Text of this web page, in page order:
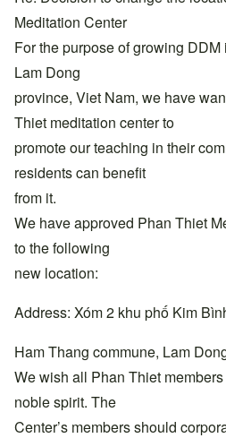
Meditation Center
For the purpose of growing
Lam Dong
province, Viet Nam, we have
Thiet meditation center to
promote our teaching in their
residents can benefit
from it.
We have approved Phan Thiet
to the following
new location:
Address: Xóm 2 khu phố Kim
Ham Thang commune, Lam
We wish all Phan Thiet
noble spirit. The
Center’s members should